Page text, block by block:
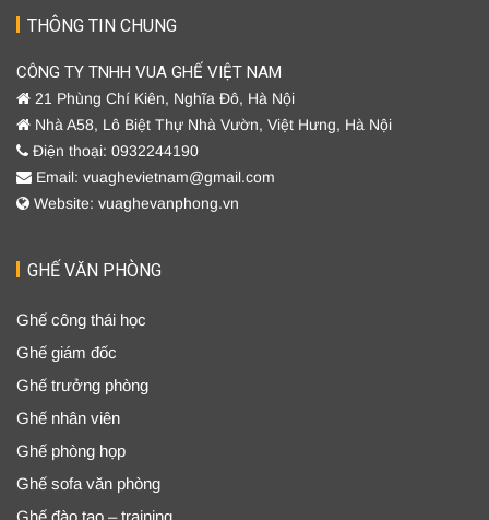
THÔNG TIN CHUNG
CÔNG TY TNHH VUA GHẾ VIỆT NAM
21 Phùng Chí Kiên, Nghĩa Đô, Hà Nội
Nhà A58, Lô Biệt Thự Nhà Vườn, Việt Hưng, Hà Nội
Điện thoại: 0932244190
Email: vuaghevietnam@gmail.com
Website: vuaghevanphong.vn
GHẾ VĂN PHÒNG
Ghế công thái học
Ghế giám đốc
Ghế trưởng phòng
Ghế nhân viên
Ghế phòng họp
Ghế sofa văn phòng